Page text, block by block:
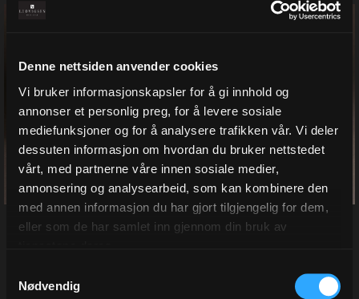
Denne nettsiden anvender cookies
Vi bruker informasjonskapsler for å gi innhold og
annonser et personlig preg, for å levere sosiale
mediefunksjoner og for å analysere trafikken vår. Vi deler
dessuten informasjon om hvordan du bruker nettstedet
vårt, med partnerne våre innen sosiale medier,
annonsering og analysearbeid, som kan kombinere den
med annen informasjon du har gjort tilgjengelig for dem,
eller som de har samlet inn gjennom din bruk av
Nødvendig
Miljøfordeler